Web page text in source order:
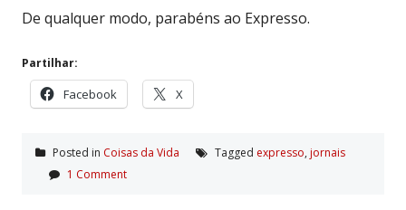
De qualquer modo, parabéns ao Expresso.
Partilhar:
Facebook X
Posted in Coisas da Vida Tagged expresso, jornais
1 Comment